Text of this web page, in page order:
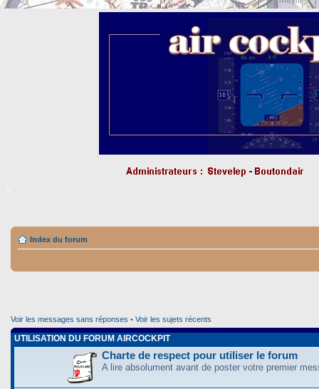
Index du forum
Voir les messages sans réponses • Voir les sujets récents
UTILISATION DU FORUM AIRCOCKPIT
Charte de respect pour utiliser le forum
A lire absolument avant de poster votre premier